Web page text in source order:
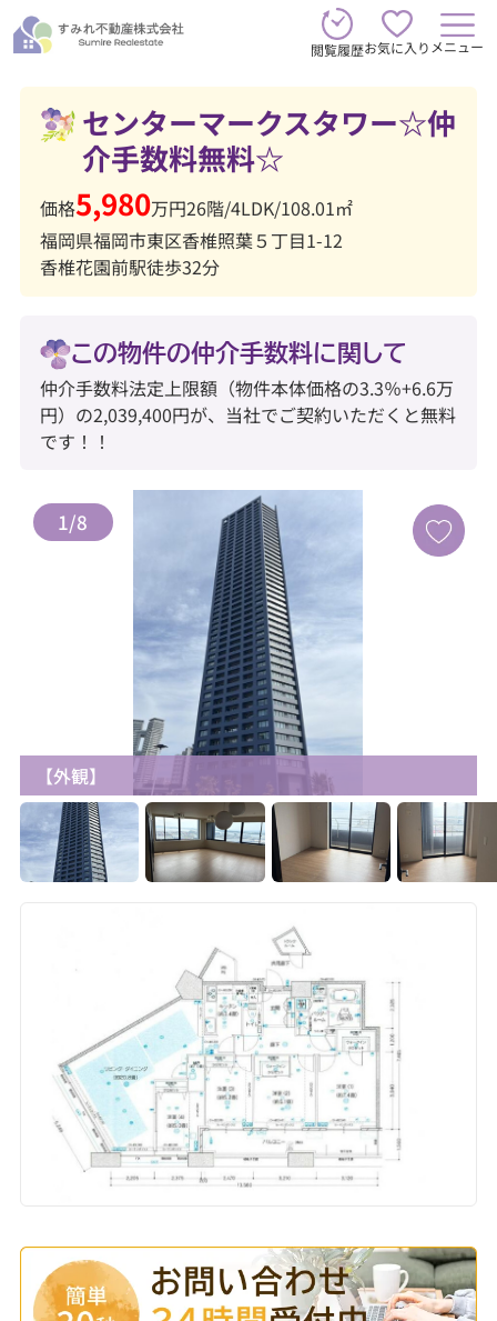
閲覧履歴お気に入り メニュー
センターマークスタワー☆仲
介手数料無料☆
価格5,980万円26階/4LDK/108.01㎡
福岡県福岡市東区香椎照葉５丁目1-12
香椎花園前駅徒歩32分
この物件の仲介手数料に関して
仲介手数料法定上限額（物件本体価格の3.3％+6.6万
円）の2,039,400円が、当社でご契約いただくと無料
です！！
お気に入り追加
1/8
【外観】